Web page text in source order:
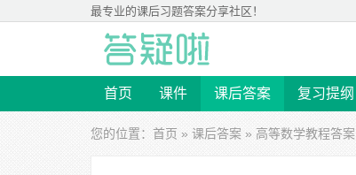
最专业的课后习题答案分享社区！
首页 课件 课后答案 复习提纲
您的位置： 首页 » 课后答案 » 高等数学教程答案